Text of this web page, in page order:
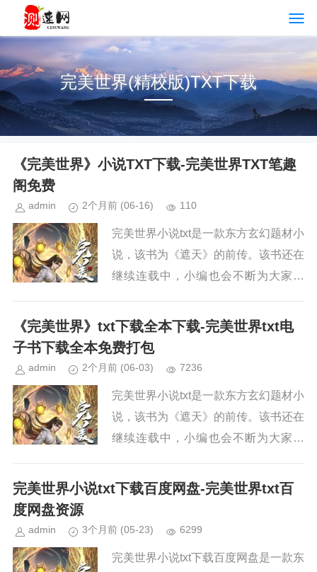
完美世界(精校版)TXT下载
《完美世界》小说TXT下载-完美世界TXT笔趣
阁免费
admin 2个月前 (06-16) 110
完美世界小说txt是一款东方玄幻题材小
说，该书为《遮天》的前传。该书还在
继续连载中，小编也会不断为大家更
续关注本站，新章节出来，小编会第一
时间更新。小说简介《完美世界...
《完美世界》txt下载全本下载-完美世界txt电
子书下载全本免费打包
admin 2个月前 (06-03) 7236
完美世界小说txt是一款东方玄幻题材小
说，该书为《遮天》的前传。该书还在
继续连载中，小编也会不断为大家更
续关注本站，新章节出来，小编会第一
完美世界小说txt下载百度网盘-完美世界txt百
度网盘资源
admin 3个月前 (05-23) 6299
完美世界小说txt下载百度网盘是一款东